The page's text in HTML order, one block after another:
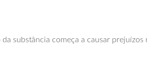
substância começa a causar